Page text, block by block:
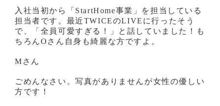
入社当初から「StartHome事業」を担当している
担当者です。最近TWICEのLIVEに行ったそう
で、「全員可愛すぎる！」と話していました！も
ちろんOさん自身も綺麗な方ですよ。
Mさん
ごめんなさい。写真がありませんが女性の優しい
方です！